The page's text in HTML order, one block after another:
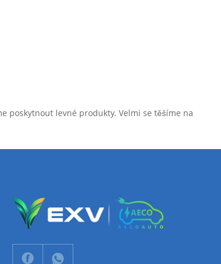
poskytnout levné produkty. Velmi se těšíme na